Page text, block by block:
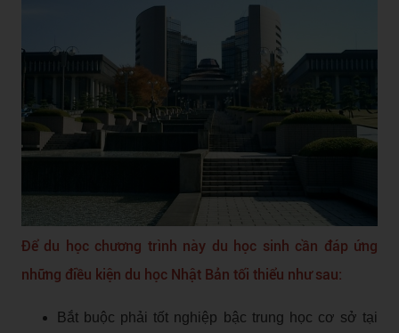
Để du học chương trình này du học sinh cần đáp ứng
những điều kiện du học Nhật Bản tối thiểu như sau:
Bắt buộc phải tốt nghiệp bậc trung học cơ sở tại